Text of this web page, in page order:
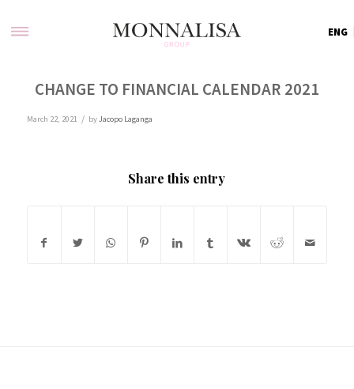
ENG
CHANGE TO FINANCIAL CALENDAR 2021
March 22, 2021 / byJacopo Laganga
Share this entry